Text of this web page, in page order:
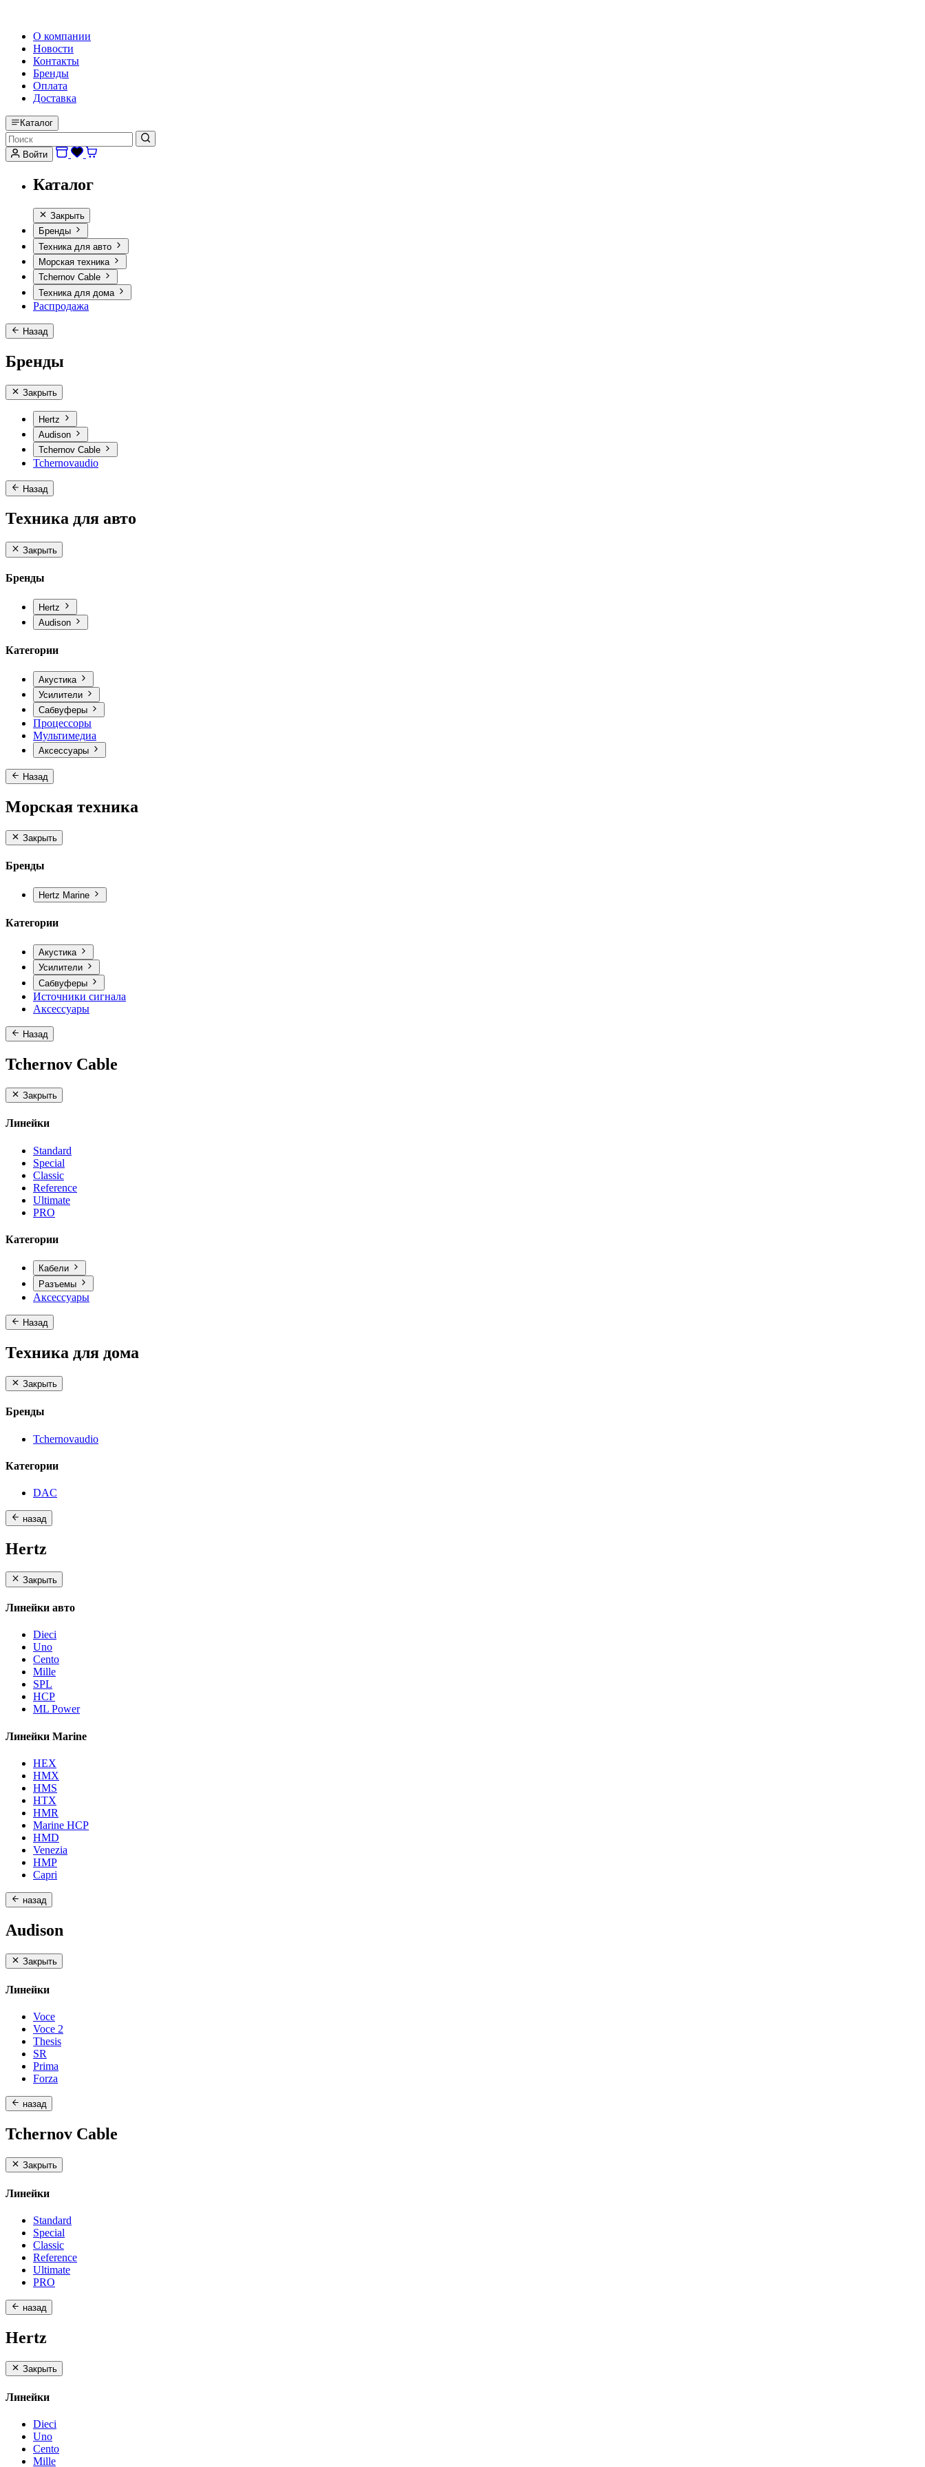
О компании
Новости
Контакты
Бренды
Оплата
Доставка
Каталог
Войти
Каталог
Закрыть
Бренды
Техника для авто
Морская техника
Tchernov Cable
Техника для дома
Распродажа
Назад
Бренды
Закрыть
Hertz
Audison
Tchernov Cable
Tchernovaudio
Назад
Техника для авто
Закрыть
Бренды
Hertz
Audison
Категории
Акустика
Усилители
Сабвуферы
Процессоры
Мультимедиа
Аксессуары
Назад
Морская техника
Закрыть
Бренды
Hertz Marine
Категории
Акустика
Усилители
Сабвуферы
Источники сигнала
Аксессуары
Назад
Tchernov Cable
Закрыть
Линейки
Standard
Special
Classic
Reference
Ultimate
PRO
Категории
Кабели
Разъемы
Аксессуары
Назад
Техника для дома
Закрыть
Бренды
Tchernovaudio
Категории
DAC
назад
Hertz
Закрыть
Линейки авто
Dieci
Uno
Cento
Mille
SPL
HCP
ML Power
Линейки Marine
HEX
HMX
HMS
HTX
HMR
Marine HCP
HMD
Venezia
HMP
Capri
назад
Audison
Закрыть
Линейки
Voce
Voce 2
Thesis
SR
Prima
Forza
назад
Tchernov Cable
Закрыть
Линейки
Standard
Special
Classic
Reference
Ultimate
PRO
назад
Hertz
Закрыть
Линейки
Dieci
Uno
Cento
Mille